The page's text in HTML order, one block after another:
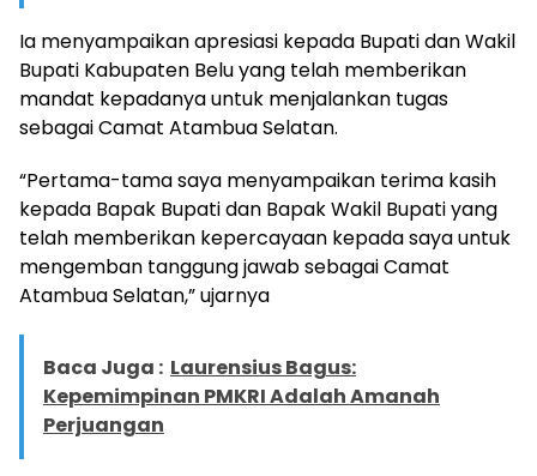
Ia menyampaikan apresiasi kepada Bupati dan Wakil
Bupati Kabupaten Belu yang telah memberikan
mandat kepadanya untuk menjalankan tugas
sebagai Camat Atambua Selatan.
“Pertama-tama saya menyampaikan terima kasih
kepada Bapak Bupati dan Bapak Wakil Bupati yang
telah memberikan kepercayaan kepada saya untuk
mengemban tanggung jawab sebagai Camat
Atambua Selatan,” ujarnya
Baca Juga : Laurensius Bagus:
Kepemimpinan PMKRI Adalah Amanah
Perjuangan